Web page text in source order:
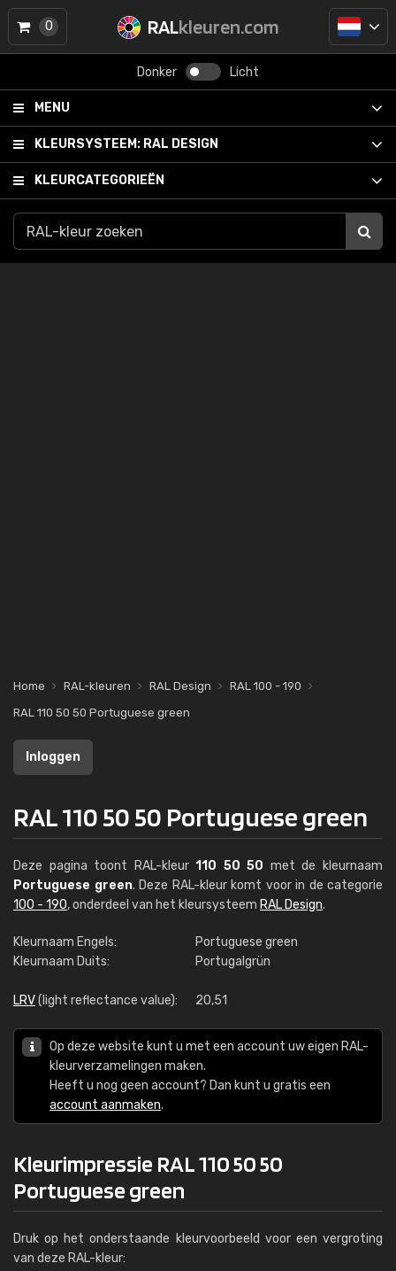
RALkleuren.com
Donker Licht
MENU
KLEURSYSTEEM: RAL DESIGN
KLEURCATEGORIEËN
0
Home RAL-kleuren RAL Design
RAL 100 - 190
RAL 110 50 50 Portuguese green
Inloggen
RAL 110 50 50 Portuguese green
Deze pagina toont RAL-kleur110 50 50 met de kleurnaam
Portuguese green. Deze RAL-kleur komt voor in de categorie
100 - 190, onderdeel van het kleursysteem RAL Design.
Kleurnaam Engels:
Portuguese green
Kleurnaam Duits:
Portugalgrün
LRV(light reflectance value): 20,51
Op deze website kunt u met een account uw eigen RAL-
kleurverzamelingen maken.
Heeft u nog geen account? Dan kunt u gratis een
account aanmaken.
Kleurimpressie RAL 110 50 50
Portuguese green
Druk op het onderstaande kleurvoorbeeld voor een vergroting
van deze RAL-kleur: